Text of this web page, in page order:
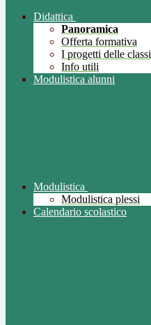
Didattica
Panoramica
Offerta formativa
I progetti delle classi
Info utili
Modulistica alunni
Modulistica
Modulistica plessi
Calendario scolastico